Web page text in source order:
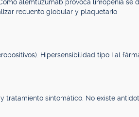
alemtuzumab provoca linfopenia se
recuento globular y plaquetario
Hipersensibilidad tipo I al
tratamiento sintomático. No existe